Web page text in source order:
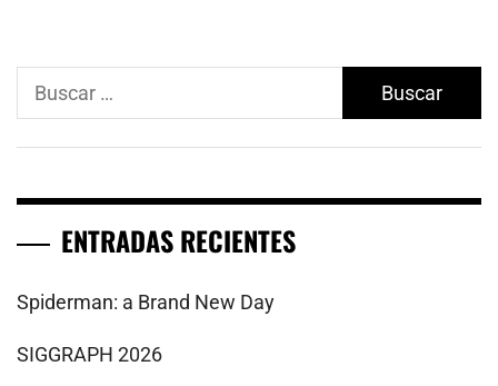
Buscar:
ENTRADAS RECIENTES
Spiderman: a Brand New Day
SIGGRAPH 2026